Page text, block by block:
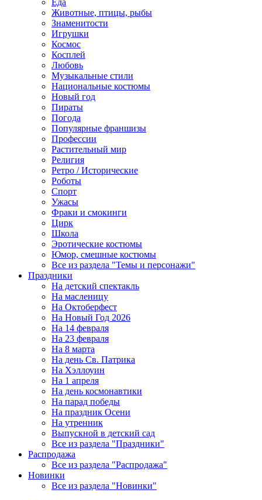
Еда
Животные, птицы, рыбы
Знаменитости
Игрушки
Космос
Косплей
Любовь
Музыкальные стили
Национальные костюмы
Новый год
Пираты
Погода
Популярные франшизы
Профессии
Растительный мир
Религия
Ретро / Исторические
Роботы
Спорт
Ужасы
Фраки и смокинги
Цирк
Школа
Эротические костюмы
Юмор, смешные костюмы
Все из раздела "Темы и персонажи"
Праздники
На детский спектакль
На масленицу
На Октоберфест
На Новый Год 2026
На 14 февраля
На 23 февраля
На 8 марта
На день Св. Патрика
На Хэллоуин
На 1 апреля
На день космонавтики
На парад победы
На праздник Осени
На утренник
Выпускной в детский сад
Все из раздела "Праздники"
Распродажа
Все из раздела "Распродажа"
Новинки
Все из раздела "Новинки"